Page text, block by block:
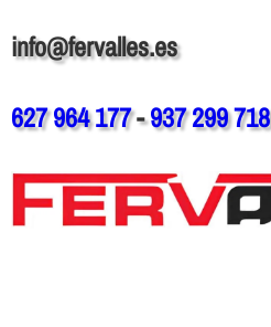
info@fervalles.es
627 964 177-937 299 718